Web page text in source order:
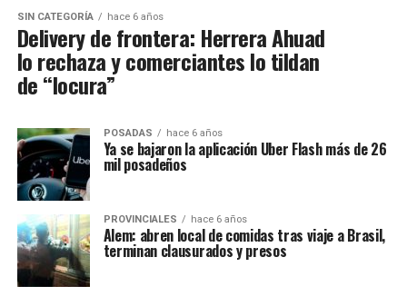
SIN CATEGORÍA hace 6 años
Delivery de frontera: Herrera Ahuad
lo rechaza y comerciantes lo tildan
de “locura”
POSADAS hace 6 años
Ya se bajaron la aplicación Uber Flash más de 26
mil posadeños
PROVINCIALES hace 6 años
Alem: abren local de comidas tras viaje a Brasil,
terminan clausurados y presos